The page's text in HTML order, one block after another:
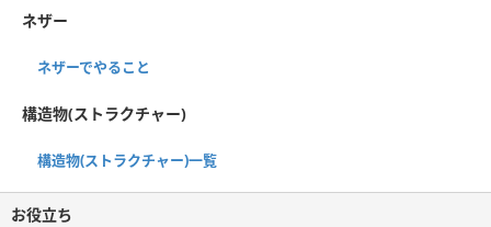
ネザー
ネザーでやること
構造物(ストラクチャー)
構造物(ストラクチャー)一覧
お役立ち